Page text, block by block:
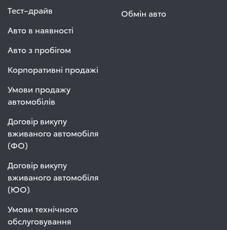
Тест–драйв
Авто в наявності
Авто з пробігом
Корпоративні продажі
Умови продажу
автомобілів
Договір викупу
вживаного автомобіля
(ФО)
Договір викупу
вживаного автомобіля
(ЮО)
Умови технічного
обслуговування
Обмін авто